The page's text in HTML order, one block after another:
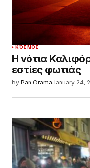
ΚΌΣΜΟΣ
Η νότια
εστίες φωτιάς
by Pan OramaJanuary 24,